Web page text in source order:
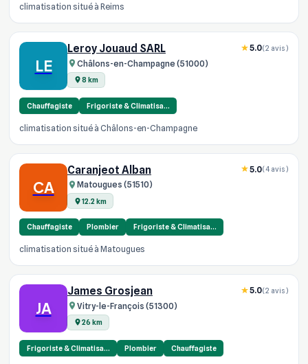
climatisation situé à Reims
LE
Leroy Jouaud SARL
Châlons-en-Champagne (51000)
8 km
5.0(2 avis)
Chauffagiste Frigoriste & Climatisa…
climatisation situé à Châlons-en-Champagne
CA
Caranjeot Alban
Matougues (51510)
12.2 km
5.0(4 avis)
Chauffagiste Plombier Frigoriste & Climatisa…
climatisation situé à Matougues
JA
James Grosjean
Vitry-le-François (51300)
26 km
5.0(2 avis)
Frigoriste & Climatisa… Plombier Chauffagiste